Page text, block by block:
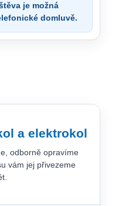
je možná
domluvě.
a elektrokol
odborně opravíme
vám jej přivezeme